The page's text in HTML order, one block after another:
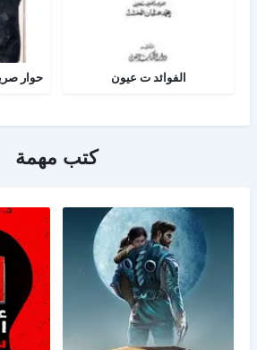
الفوائد ت عيون
كتب مهمة